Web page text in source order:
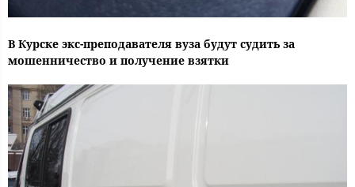
В Курске экс-преподавателя вуза будут судить за
мошенничество и получение взятки